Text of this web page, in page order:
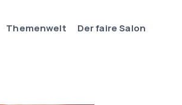
Themenwelt Der faire Salon